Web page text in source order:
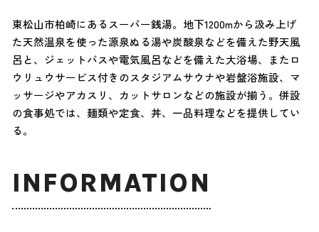
東松山市柏崎にあるスーパー銭湯。地下1200mから汲み上げ
た天然温泉を使った源泉ぬる湯や炭酸泉などを備えた野天風
呂と、ジェットバスや電気風呂などを備えた大浴場、またロ
ウリュウサービス付きのスタジアムサウナや岩盤浴施設、マ
ッサージやアカスリ、カットサロンなどの施設が揃う。併設
の食事処では、麺類や定食、丼、一品料理などを提供してい
る。
INFORMATION